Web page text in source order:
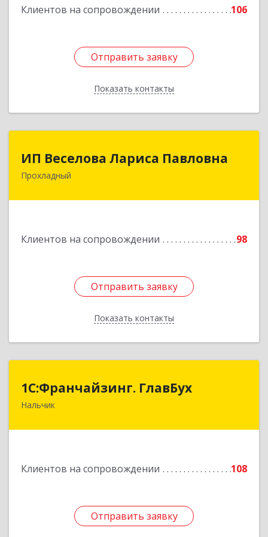
Клиентов на сопровождении 106
Отправить заявку
Показать контакты
Подробнее
Отправить заявку
Назад
ИП Веселова Лариса Павловна
Прохладный
Клиентов на сопровождении 98
Отправить заявку
Показать контакты
Отправить заявку
Назад
1С:Франчайзинг. ГлавБух
Нальчик
Клиентов на сопровождении 108
Отправить заявку
1С:Франчайзинг. ГлавБух
360000, Кабардино-Балкарская Респ, Нальчик г,
Отправить заявку